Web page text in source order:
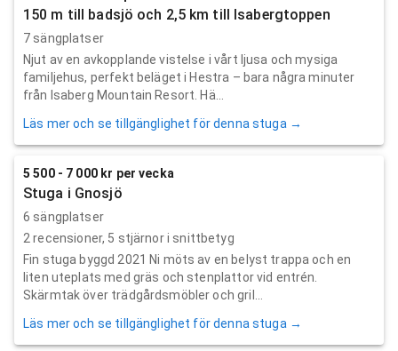
150 m till badsjö och 2,5 km till Isabergtoppen
7 sängplatser
Njut av en avkopplande vistelse i vårt ljusa och mysiga
familjehus, perfekt beläget i Hestra – bara några minuter
från Isaberg Mountain Resort. Hä...
Läs mer och se tillgänglighet för denna stuga →
5 500 - 7 000 kr per vecka
Stuga i Gnosjö
6 sängplatser
2 recensioner, 5 stjärnor i snittbetyg
Fin stuga byggd 2021 Ni möts av en belyst trappa och en
liten uteplats med gräs och stenplattor vid entrén.
Skärmtak över trädgårdsmöbler och gril...
Läs mer och se tillgänglighet för denna stuga →